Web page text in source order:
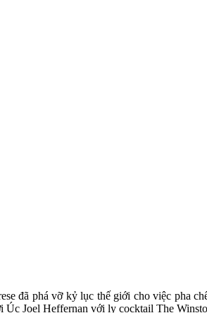
đã phá vỡ kỷ lục thế giới cho việc pha
Úc Joel Heffernan với ly cocktail The